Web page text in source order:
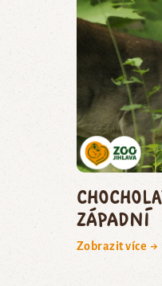
západní
Zobrazit více →